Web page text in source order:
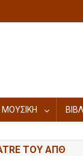
ΜΟΥΣΙΚΗ
ΤΟΥ ΑΠΘ